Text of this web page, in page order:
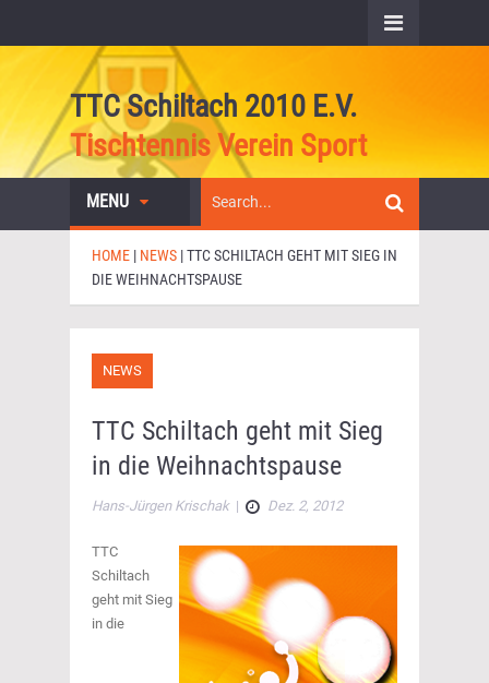
TTC Schiltach 2010 E.V.
Tischtennis Verein Sport
MENU
HOME | NEWS |TTC SCHILTACH GEHT MIT SIEG IN
DIE WEIHNACHTSPAUSE
NEWS
TTC Schiltach geht mit Sieg
in die Weihnachtspause
Hans-Jürgen Krischak| Dez. 2, 2012
TTC
Schiltach
geht mit Sieg
in die